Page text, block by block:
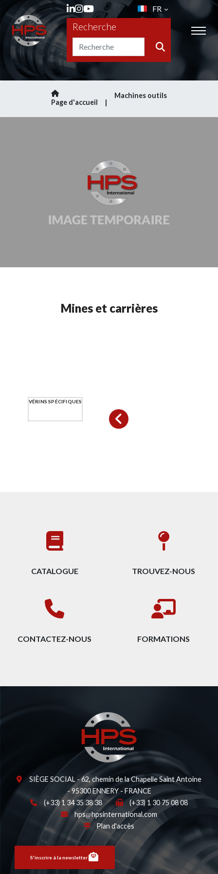
FR
Recherche
Page d'accueil
Machines outils
Mines et carrières
VÉRINS SPÉCIFIQUES
CATALOGUE TROUVEZ-NOUS
CONTACTEZ-NOUS FORMATIONS
SIÈGE SOCIAL - 62, chemin de la Chapelle Saint Antoine
- 95300 ENNERY - FRANCE
(+33) 1 34 35 38 38
(+33) 1 30 75 08 08
hps
hpsinternational.com
Plan d'accès
S'inscrire à la newsletter